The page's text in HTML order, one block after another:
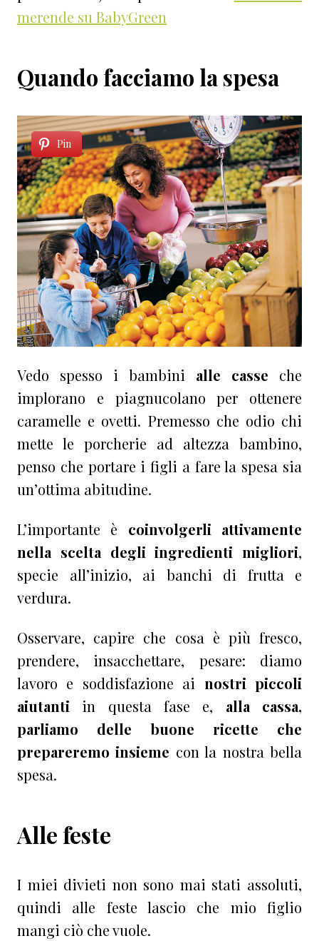
merende su BabyGreen
Quando facciamo la spesa
Pin
Vedo spesso i bambini alle casse che
implorano e piagnucolano per ottenere
caramelle e ovetti. Premesso che odio chi
mette le porcherie ad altezza bambino,
penso che portare i figli a fare la spesa sia
un’ottima abitudine.
L’importante è coinvolgerli attivamente
nella scelta degli ingredienti migliori,
specie all’inizio, ai banchi di frutta e
verdura.
Osservare, capire che cosa è più fresco,
prendere, insacchettare, pesare: diamo
lavoro e soddisfazione ai nostri piccoli
aiutanti in questa fase e, alla cassa,
parliamo delle buone ricette che
prepareremo insieme con la nostra bella
spesa.
Alle feste
I miei divieti non sono mai stati assoluti,
quindi alle feste lascio che mio figlio
mangi ciò che vuole.